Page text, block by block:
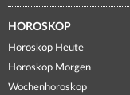
HOROSKOP
Horoskop Heute
Horoskop Morgen
Wochenhoroskop